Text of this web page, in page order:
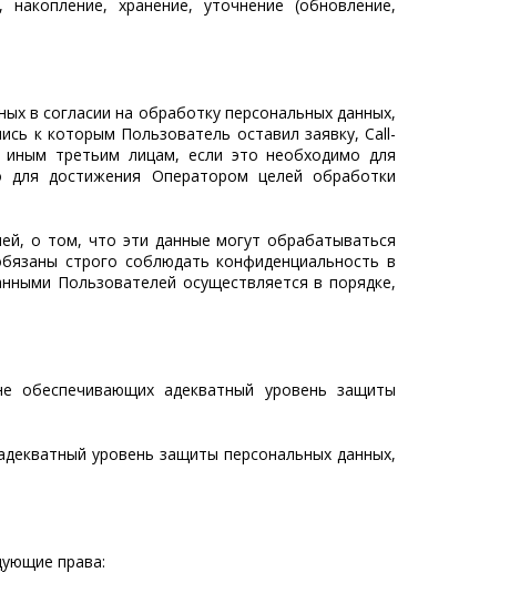
хранение, уточнение (обновление,
в согласии на обработку персональных данных,
к которым Пользователь оставил заявку, Call-
третьим лицам, если это необходимо для
достижения Оператором целей обработки
о том, что эти данные могут обрабатываться
строго соблюдать конфиденциальность в
Пользователей осуществляется в порядке,
обеспечивающих адекватный уровень защиты
уровень защиты персональных данных,
права: